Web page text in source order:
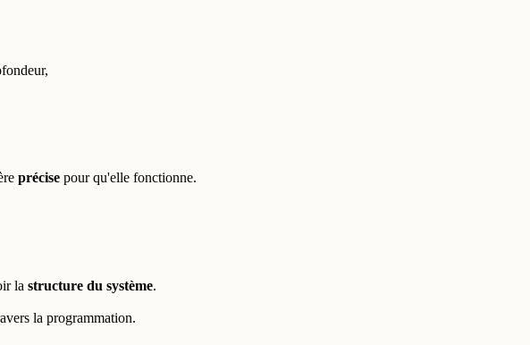
précise pour qu'elle fonctionne.
la structure du système.
la programmation.